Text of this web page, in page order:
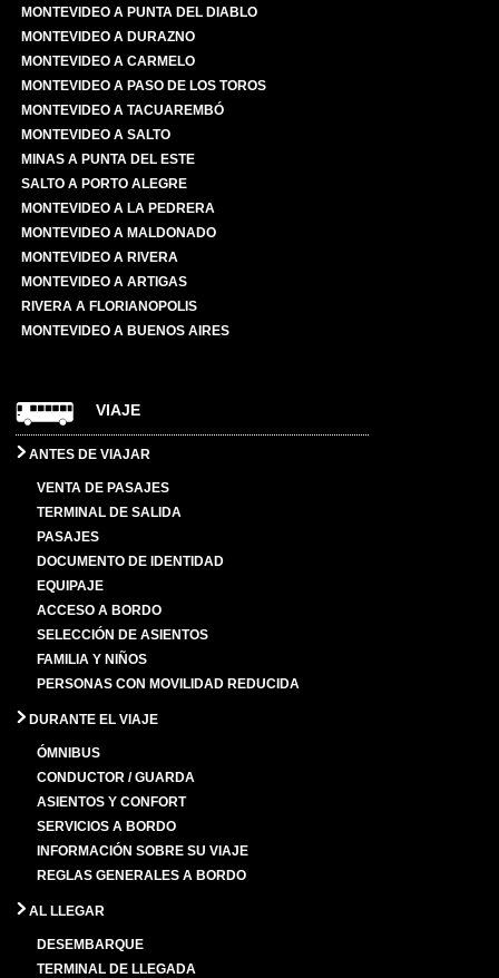
MONTEVIDEO A PUNTA DEL DIABLO
MONTEVIDEO A DURAZNO
MONTEVIDEO A CARMELO
MONTEVIDEO A PASO DE LOS TOROS
MONTEVIDEO A TACUAREMBÓ
MONTEVIDEO A SALTO
MINAS A PUNTA DEL ESTE
SALTO A PORTO ALEGRE
MONTEVIDEO A LA PEDRERA
MONTEVIDEO A MALDONADO
MONTEVIDEO A RIVERA
MONTEVIDEO A ARTIGAS
RIVERA A FLORIANOPOLIS
MONTEVIDEO A BUENOS AIRES
VIAJE
ANTES DE VIAJAR
VENTA DE PASAJES
TERMINAL DE SALIDA
PASAJES
DOCUMENTO DE IDENTIDAD
EQUIPAJE
ACCESO A BORDO
SELECCIÓN DE ASIENTOS
FAMILIA Y NIÑOS
PERSONAS CON MOVILIDAD REDUCIDA
DURANTE EL VIAJE
ÓMNIBUS
CONDUCTOR / GUARDA
ASIENTOS Y CONFORT
SERVICIOS A BORDO
INFORMACIÓN SOBRE SU VIAJE
REGLAS GENERALES A BORDO
AL LLEGAR
DESEMBARQUE
TERMINAL DE LLEGADA